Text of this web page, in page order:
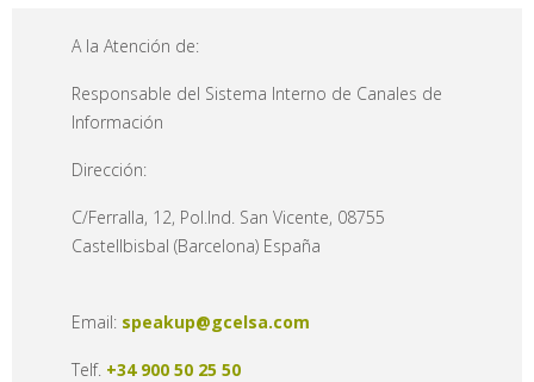
A la Atención de:
Responsable del Sistema Interno de Canales de
Información
Dirección:
C/Ferralla, 12, Pol.Ind. San Vicente, 08755
Castellbisbal (Barcelona) España
Email: speakup@gcelsa.com
Telf. +34 900 50 25 50